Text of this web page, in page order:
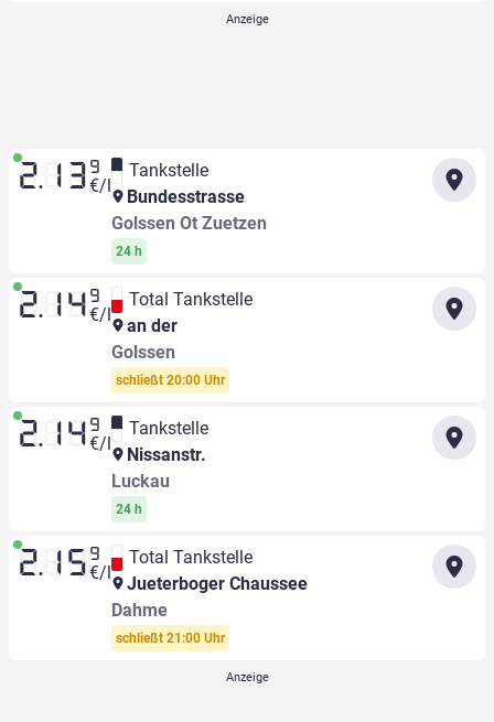
2.13 9
€/l
Tankstelle
Bundesstrasse
Golssen Ot Zuetzen
24 h
2.14 9
€/l
Total Tankstelle
an der
Golssen
schließt 20:00 Uhr
2.14 9
€/l
Tankstelle
Nissanstr.
Luckau
24 h
2.15 9
€/l
Total Tankstelle
Jueterboger Chaussee
Dahme
schließt 21:00 Uhr